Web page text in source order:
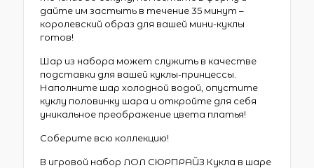
дайте им застыть в течение 35 минут –
королевский образ для вашей мини-куклы
готов!
Шар из набора может служить в качестве
подставки для вашей куклы-принцессы.
Наполните шар холодной водой, опустите
куклу половинку шара и откройте для себя
уникальное преображение цвета платья!
Соберите всю коллекцию!
В игровой набор ЛОЛ CЮРПРАЙЗ Кукла в шаре